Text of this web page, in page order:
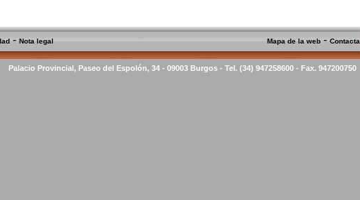
-Nota legal Mapa de la web -Contacta
Palacio Provincial, Paseo del Espolón, 34 - 09003 Burgos - Tel. (34) 947258600 - Fax. 947200750